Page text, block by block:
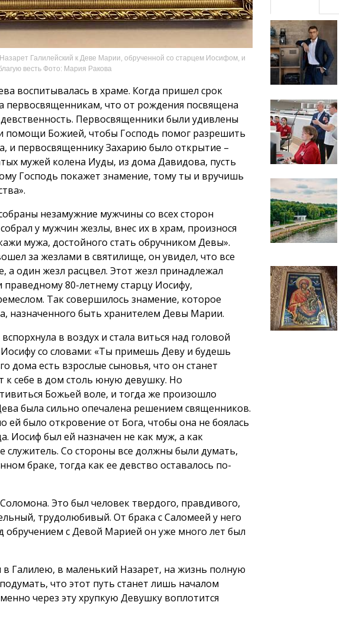
Галилейский к Деве Марии, обрученной со старцем Иосифом, и
весть Фото: Мария Ракова
воспитывалась в храме. Когда пришел срок
что от рождения посвящена
Первосвященники были удивлены
помощи Божией, чтобы Господь помог разрешить
и первосвященнику Захарию было открытие –
мужей колена Иуды, из дома Давидова, пусть
Господь покажет знамение, тому ты и вручишь
незамужние мужчины со всех сторон
у мужчин жезлы, внес их в храм, произнося
мужа, достойного стать обручником Девы».
за жезлами в святилище, он увидел, что все
а один жезл расцвел. Этот жезл принадлежал
80-летнему старцу Иосифу,
Так совершилось знамение, которое
назначенного быть хранителем Девы Марии.
в воздух и стала виться над головой
со словами: «Ты примешь Деву и будешь
дома есть взрослые сыновья, что он станет
себе в дом столь юную девушку. Но
Божьей воле, и тогда же произошло
была сильно опечалена решением священников.
ей было откровение от Бога, чтобы она не боялась
Иосиф был ей назначен не как муж, а как
служитель. Со стороны все должны были думать,
браке, тогда как ее девство оставалось по-
Это был человек твердого, правдивого,
трудолюбивый. От брака с Саломеей у него
обручением с Девой Марией он уже много лет был
Галилею, в маленький Назарет, на жизнь полную
что этот путь станет лишь началом
через эту хрупкую Девушку воплотится